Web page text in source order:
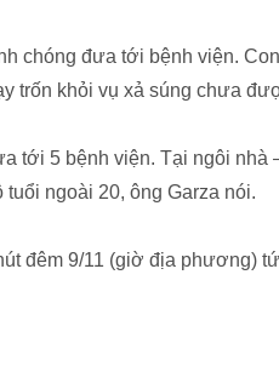
chóng đưa tới bệnh viện.
trốn khỏi vụ xả súng chưa
tới 5 bệnh viện. Tại ngôi nhà
ngoài 20, ông Garza nói.
đêm 9/11 (giờ địa phương)